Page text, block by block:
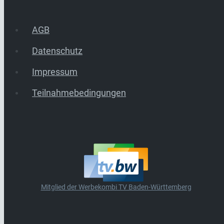
AGB
Datenschutz
Impressum
Teilnahmebedingungen
Mitglied der Werbekombi TV Baden-Württemberg